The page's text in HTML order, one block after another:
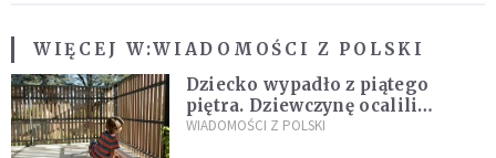
WIĘCEJ W:WIADOMOŚCI Z POLSKI
Dziecko wypadło z piątego
piętra. Dziewczynę ocalili
sąsiedzi
WIADOMOŚCI Z POLSKI